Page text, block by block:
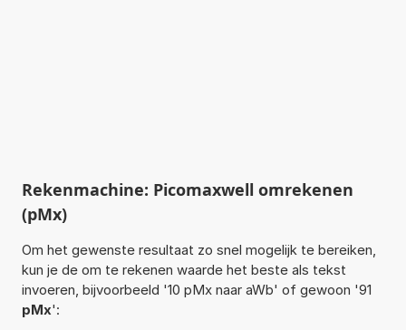
Rekenmachine: Picomaxwell omrekenen
(pMx)
Om het gewenste resultaat zo snel mogelijk te bereiken,
kun je de om te rekenen waarde het beste als tekst
invoeren, bijvoorbeeld '10 pMx naar aWb' of gewoon '91
pMx':